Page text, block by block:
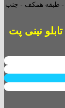
طبقه همکف - جنب
تابلو نینی پت